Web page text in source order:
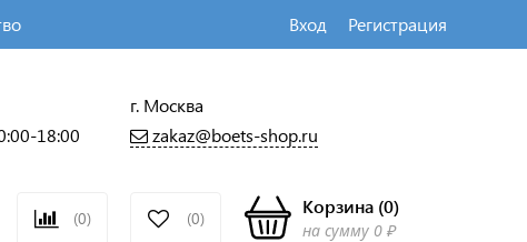
Вход Регистрация
18:00
г. Москва
zakaz@boets-shop.ru
(0) (0)
Корзина(0)
на сумму 0 ₽